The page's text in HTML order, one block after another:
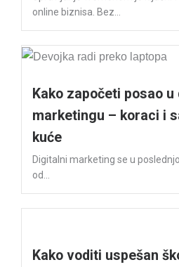
online biznisa. Bez...
Kako započeti posao
marketingu – koraci i
kuće
Digitalni marketing se u
od...
Kako voditi uspešan